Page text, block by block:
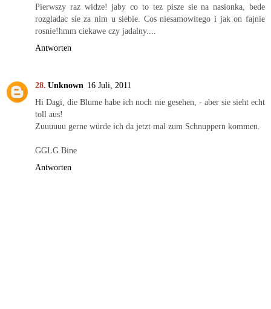
Pierwszy raz widze! jaby co to tez pisze sie na nasionka, bede
rozgladac sie za nim u siebie. Cos niesamowitego i jak on fajnie
rosnie!hmm ciekawe czy jadalny....
Antworten
Unknown 16 Juli, 2011
Hi Dagi, die Blume habe ich noch nie gesehen, - aber sie sieht echt
toll aus!
Zuuuuuu gerne würde ich da jetzt mal zum Schnuppern kommen.
GGLG Bine
Antworten